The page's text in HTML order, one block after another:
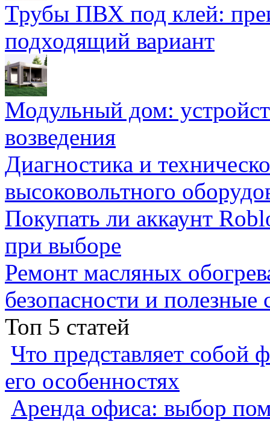
Трубы ПВХ под клей:
подходящий вариант
Модульный дом:
возведения
Диагностика и
высоковольтного
Покупать ли аккаунт
при выборе
Ремонт масляных
безопасности и полезные
Топ 5 статей
Что представляет собой
его особенностях
Аренда офиса: выбор